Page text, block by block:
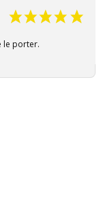
le porter.